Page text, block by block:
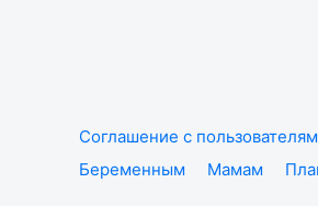
Соглашение с
Беременным
Мамам